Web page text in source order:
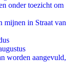
onder toezicht om
mijnen in Straat van
worden aangevuld,